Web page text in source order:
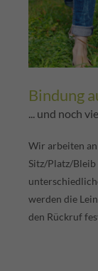
Bindung
... und noch
Wir arbeiten
Sitz/Platz/
werden die
den Rückruf